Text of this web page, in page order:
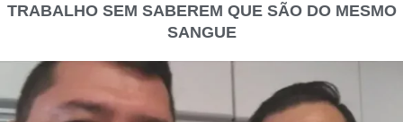
TRABALHO SEM SABEREM QUE SÃO DO MESMO
SANGUE